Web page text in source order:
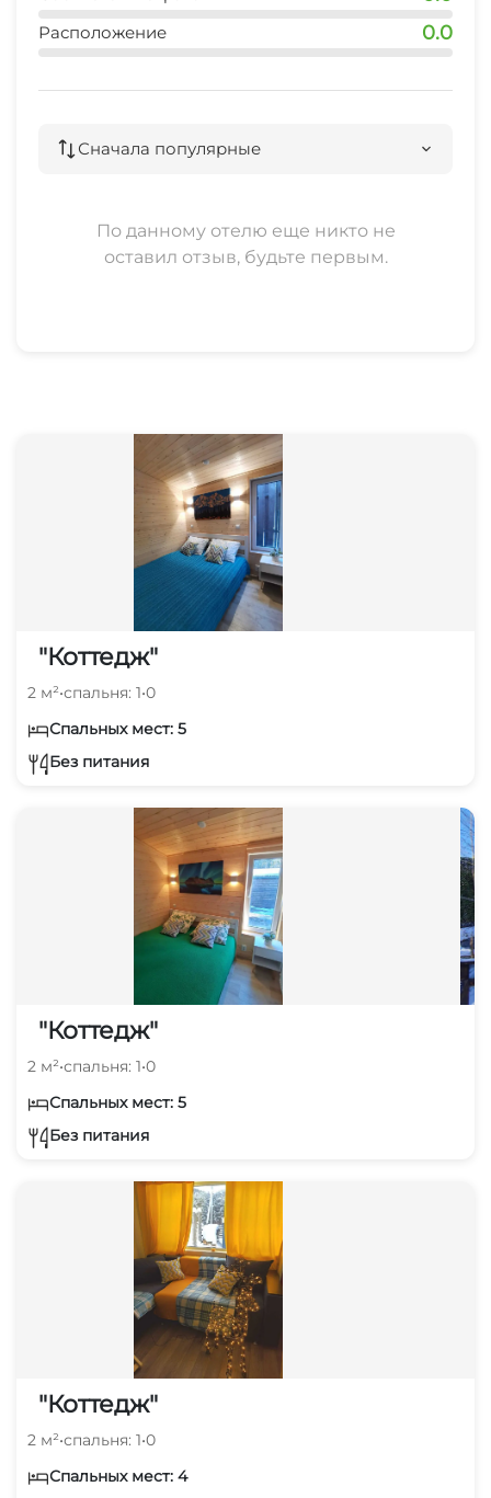
Расположение 0.0
Сначала популярные
По данному отелю еще никто не
оставил отзыв, будьте первым.
"Коттедж"
2 м²•спальня: 1•0
Спальных мест: 5
Без питания
"Коттедж"
2 м²•спальня: 1•0
Спальных мест: 5
Без питания
"Коттедж"
2 м²•спальня: 1•0
Спальных мест: 4